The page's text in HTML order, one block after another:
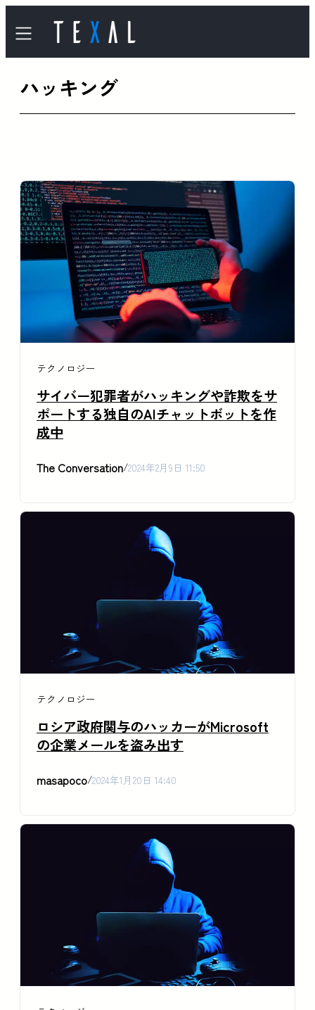
容
を
ハッキング
テクノロジー
サイバー犯罪者がハッキングや詐欺をサ
ポートする独自のAIチャットボットを作
成中
The Conversation/2024年2月9日 11:50
テクノロジー
ロシア政府関与のハッカーがMicrosoft
の企業メールを盗み出す
masapoco/2024年1月20日 14:40